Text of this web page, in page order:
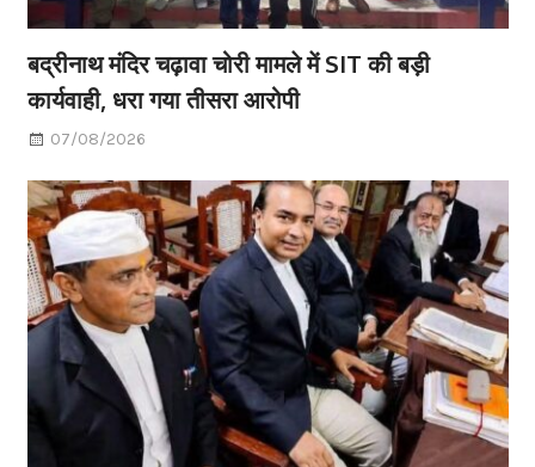
बद्रीनाथ मंदिर चढ़ावा चोरी मामले में SIT की बड़ी
कार्यवाही, धरा गया तीसरा आरोपी
07/08/2026